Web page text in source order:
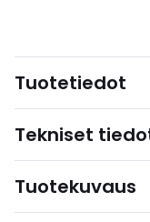
Tuotetiedot
Tekniset
Tuotekuvaus